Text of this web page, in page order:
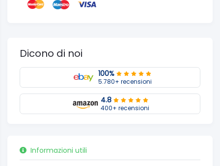
Dicono di noi
100%
5.780+ recensioni
4.8
400+ recensioni
Informazioni utili